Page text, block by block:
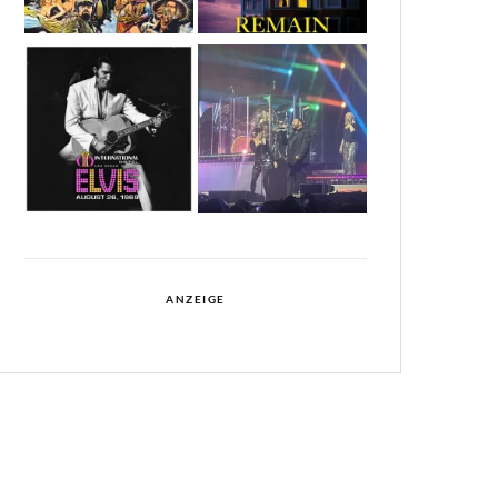
ANZEIGE